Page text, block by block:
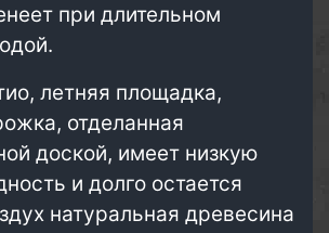
при длительном
летняя площадка,
отделанная
доской, имеет низкую
и долго остается
натуральная древесина